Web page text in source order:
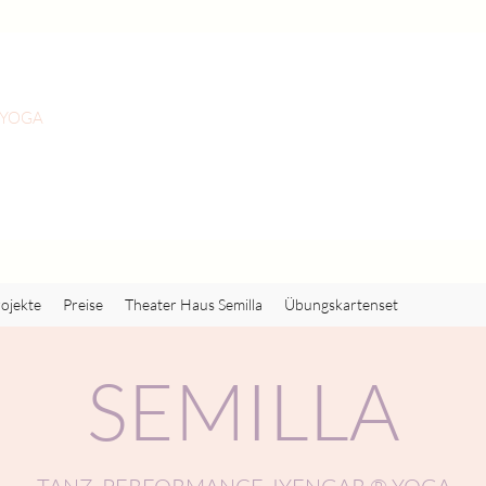
Preise Theater Haus Semilla Übungskartenset
SEMILLA